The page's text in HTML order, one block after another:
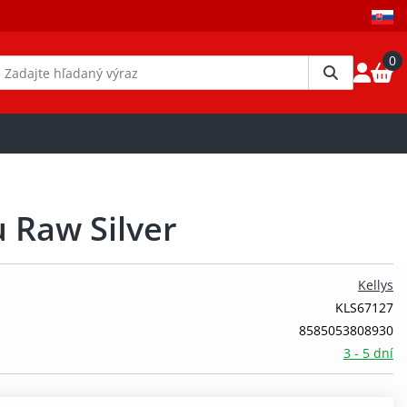
0
Raw Silver
Kellys
KLS67127
8585053808930
3 - 5 dní